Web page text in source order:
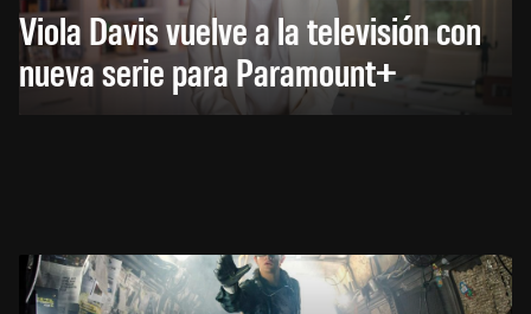
Viola Davis vuelve a la televisión con
nueva serie para Paramount+